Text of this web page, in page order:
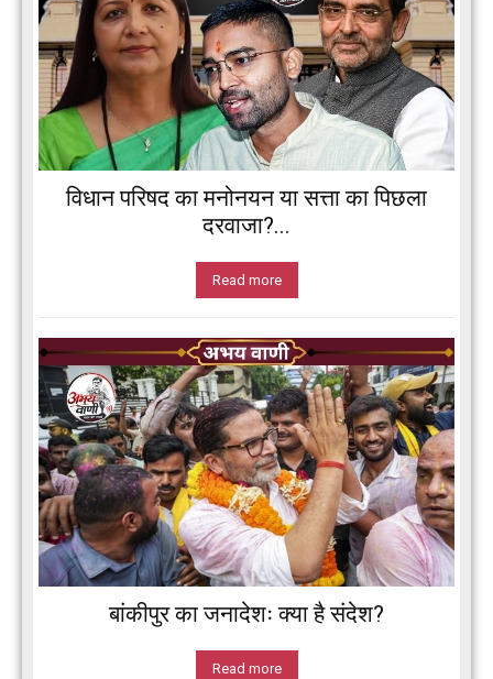
विधान परिषद का मनोनयन या सत्ता का पिछला
दरवाजा?...
Read more
बांकीपुर का जनादेशः क्या है संदेश?
Read more